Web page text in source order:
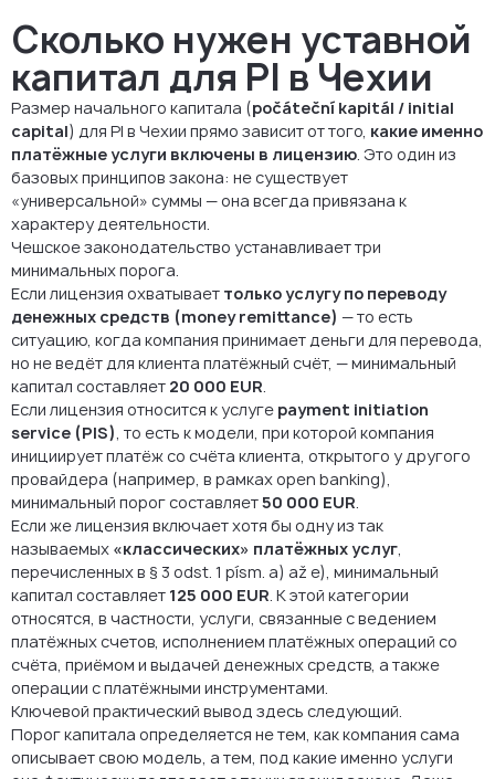
Сколько нужен уставной
капитал для PI в Чехии
Размер начального капитала (počáteční kapitál / initial
capital) для PI в Чехии прямо зависит от того, какие именно
платёжные услуги включены в лицензию. Это один из
базовых принципов закона: не существует
«универсальной» суммы — она всегда привязана к
характеру деятельности.
Чешское законодательство устанавливает три
минимальных порога.
Если лицензия охватывает только услугу по переводу
денежных средств (money remittance) — то есть
ситуацию, когда компания принимает деньги для перевода,
но не ведёт для клиента платёжный счёт, — минимальный
капитал составляет 20 000 EUR.
Если лицензия относится к услуге payment initiation
service (PIS), то есть к модели, при которой компания
инициирует платёж со счёта клиента, открытого у другого
провайдера (например, в рамках open banking),
минимальный порог составляет50 000 EUR.
Если же лицензия включает хотя бы одну из так
называемых «классических» платёжных услуг,
перечисленных в § 3 odst. 1 písm. a) až e), минимальный
капитал составляет 125 000 EUR. К этой категории
относятся, в частности, услуги, связанные с ведением
платёжных счетов, исполнением платёжных операций со
счёта, приёмом и выдачей денежных средств, а также
операции с платёжными инструментами.
Ключевой практический вывод здесь следующий.
Порог капитала определяется не тем, как компания сама
описывает свою модель, а тем, под какие именно услуги